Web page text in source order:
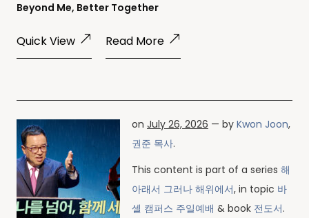
Beyond Me, Better Together
Quick View Read More
on July 26, 2026 — by Kwon Joon,
권준 목사.
This content is part of a series 해
아래서 그러나 해위에서, in topic 바
셀 캠퍼스 주일예배 & book 전도서.